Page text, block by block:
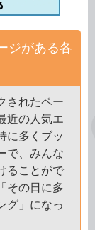
ジがある各
されたペー
近の人気エ
に多くブッ
で、みんな
ることがで
その日に多
グ」になっ